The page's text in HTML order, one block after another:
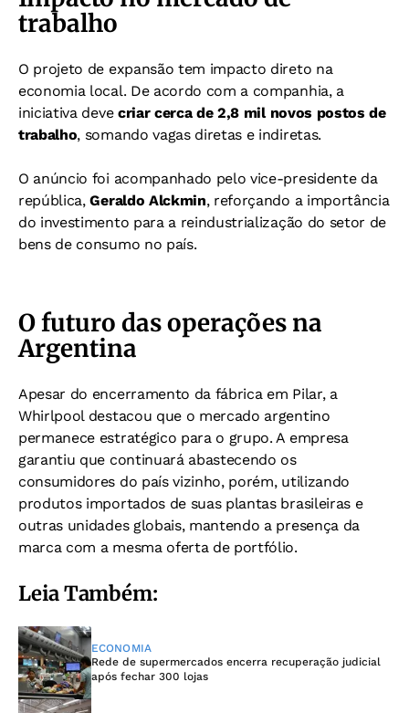
trabalho
O projeto de expansão tem impacto direto na
economia local. De acordo com a companhia, a
iniciativa devecriar cerca de 2,8 mil novos postos de
trabalho, somando vagas diretas e indiretas.
O anúncio foi acompanhado pelo vice-presidente da
república,Geraldo Alckmin, reforçando a importância
do investimento para a reindustrialização do setor de
bens de consumo no país.
O futuro das operações na
Argentina
Apesar do encerramento da fábrica em Pilar, a
Whirlpool destacou que o mercado argentino
permanece estratégico para o grupo. A empresa
garantiu que continuará abastecendo os
consumidores do país vizinho, porém, utilizando
produtos importados de suas plantas brasileiras e
outras unidades globais, mantendo a presença da
marca com a mesma oferta de portfólio.
Leia Também:
ECONOMIA
Rede de supermercados encerra recuperação judicial
após fechar 300 lojas